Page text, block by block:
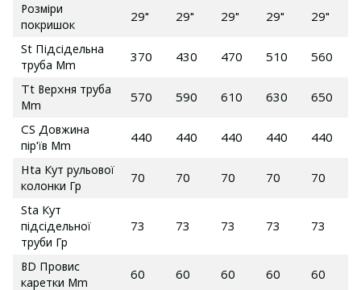
Розміри
покришок
29" 29" 29" 29" 29"
St Підсідельна
труба Mm
370 430 470 510 560
Tt Верхня труба
Mm
570 590 610 630 650
CS Довжина
пір'їв Mm
440 440 440 440 440
Hta Кут рульової
колонки Гр
70 70 70 70 70
Sta Кут
підсідельної
труби Гр
73 73 73 73 73
BD Провис
каретки Mm
60 60 60 60 60